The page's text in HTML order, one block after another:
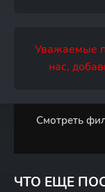
Уважаемые
нас,
Смотреть
ЧТО ЕЩЕ